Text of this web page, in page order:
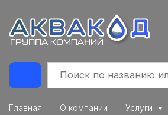
Главная О компании Услуги